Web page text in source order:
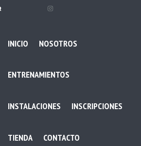
INICIO NOSOTROS
ENTRENAMIENTOS
INSTALACIONES INSCRIPCIONES
TIENDA CONTACTO